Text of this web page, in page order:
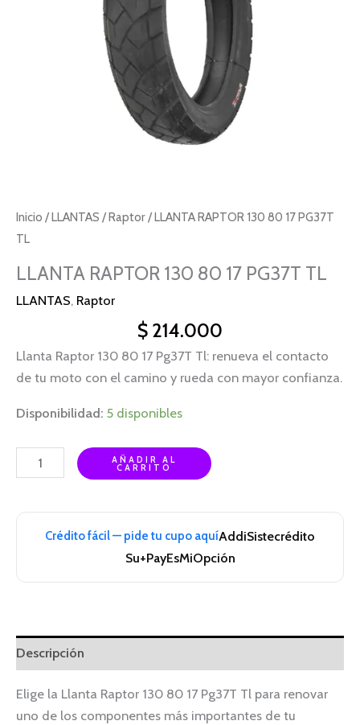
Inicio /LLANTAS /Raptor/ LLANTA RAPTOR 130 80 17 PG37T
TL
LLANTA RAPTOR 130 80 17 PG37T TL
LLANTAS, Raptor
$ 214.000
Llanta Raptor 130 80 17 Pg37T Tl: renueva el contacto
de tu moto con el camino y rueda con mayor confianza.
Disponibilidad: 5 disponibles
AÑADIR AL
CARRITO
Crédito fácil — pide tu cupo aquíAddiSistecrédito
Su+PayEsMiOpción
Descripción
Elige la Llanta Raptor 130 80 17 Pg37T Tl para renovar
uno de los componentes más importantes de tu